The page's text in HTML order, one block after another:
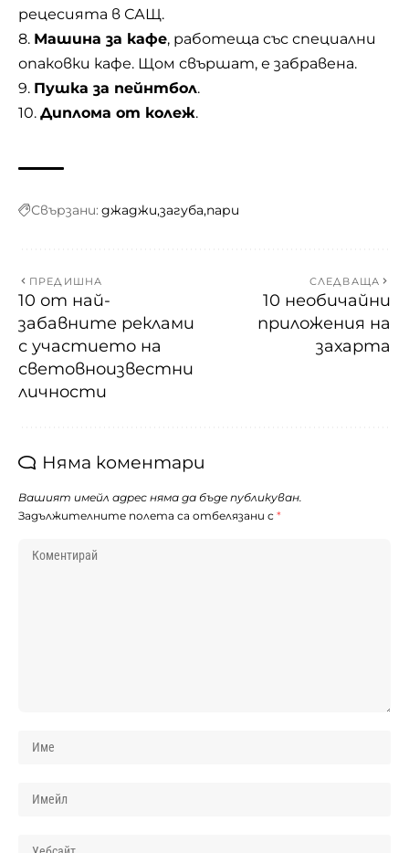
рецесията в САЩ.
8. Машина за кафе, работеща със специални
опаковки кафе. Щом свършат, е забравена.
9. Пушка за пейнтбол.
10. Диплома от колеж.
Свързани: джаджи загуба пари
ПРЕДИШНА
10 от най-
забавните реклами
с участието на
световноизвестни
личности
СЛЕДВАЩА
10 необичайни
приложения на
захарта
Няма коментари
Вашият имейл адрес няма да бъде публикуван.
Задължителните полета са отбелязани с *